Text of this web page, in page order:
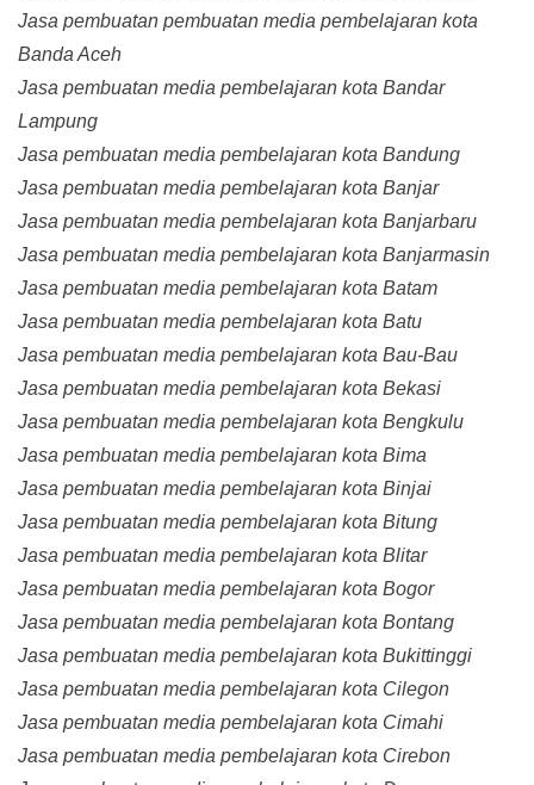
Jasa pembuatan pembuatan media pembelajaran kota
Banda Aceh
Jasa pembuatan media pembelajaran kota Bandar
Lampung
Jasa pembuatan media pembelajaran kota Bandung
Jasa pembuatan media pembelajaran kota Banjar
Jasa pembuatan media pembelajaran kota Banjarbaru
Jasa pembuatan media pembelajaran kota Banjarmasin
Jasa pembuatan media pembelajaran kota Batam
Jasa pembuatan media pembelajaran kota Batu
Jasa pembuatan media pembelajaran kota Bau-Bau
Jasa pembuatan media pembelajaran kota Bekasi
Jasa pembuatan media pembelajaran kota Bengkulu
Jasa pembuatan media pembelajaran kota Bima
Jasa pembuatan media pembelajaran kota Binjai
Jasa pembuatan media pembelajaran kota Bitung
Jasa pembuatan media pembelajaran kota Blitar
Jasa pembuatan media pembelajaran kota Bogor
Jasa pembuatan media pembelajaran kota Bontang
Jasa pembuatan media pembelajaran kota Bukittinggi
Jasa pembuatan media pembelajaran kota Cilegon
Jasa pembuatan media pembelajaran kota Cimahi
Jasa pembuatan media pembelajaran kota Cirebon